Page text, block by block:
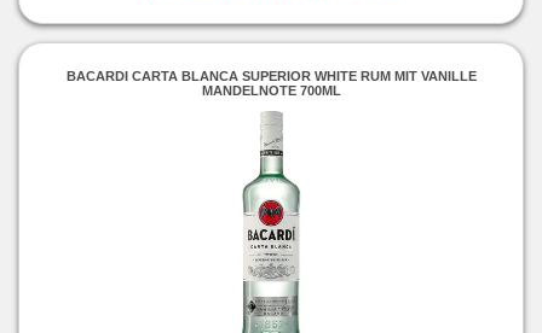
BACARDI CARTA BLANCA SUPERIOR WHITE RUM MIT VANILLE
MANDELNOTE 700ML